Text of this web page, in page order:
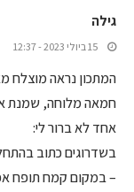
גילה
15 ביולי 2023 - 12:37
המתכון נראה
חמאה מלוחה, שמנת
אחד לא ברור לי:
בשדרוגים כתוב
– במקום קמח תופח